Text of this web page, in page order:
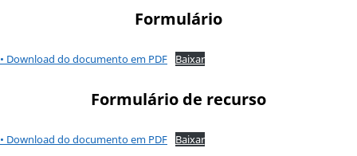
Formulário
• Download do documento em PDF Baixar
Formulário de recurso
• Download do documento em PDF Baixar